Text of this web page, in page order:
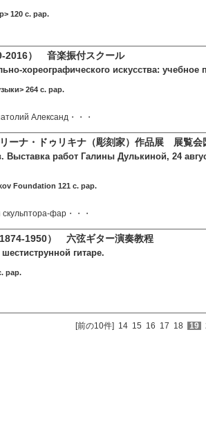
120 c. pap.
2016） 音楽振付スクール
хореографического искусства: учебное
264 c. pap.
Александ・・・
ーナ・ドゥリキナ（彫刻家）作品展 展覧会
Выставка работ Галины Дулькиной, 24
Foundation 121 c. pap.
скульптора-фар・・・
1950） 六弦ギター演奏教程
гитаре.
pap.
[前の10件] 14 15 16 17 18 19